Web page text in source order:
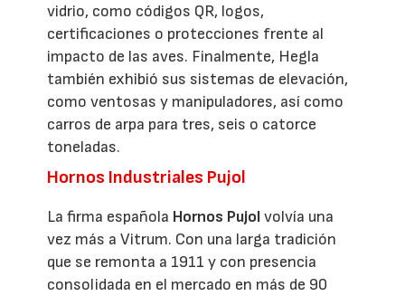
vidrio, como códigos QR, logos,
certificaciones o protecciones frente al
impacto de las aves. Finalmente, Hegla
también exhibió sus sistemas de elevación,
como ventosas y manipuladores, así como
carros de arpa para tres, seis o catorce
toneladas.
Hornos Industriales Pujol
La firma española Hornos Pujolvolvía una
vez más a Vitrum. Con una larga tradición
que se remonta a 1911 y con presencia
consolidada en el mercado en más de 90